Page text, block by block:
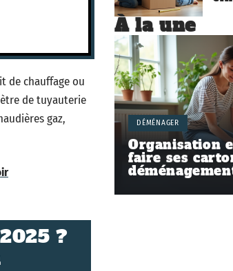
de chauffage ou
de tuyauterie
gaz,
?
À la une
DÉMÉNAGER
Organisation
faire ses